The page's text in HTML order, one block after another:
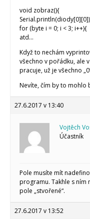
void zobraz(){
for (byte i = 0; i < 3; i++){
atd…
Když to nechám
všechno v pořádku, ale
pracuje, už je všechno
Nevíte, čím by to mohlo
27.6.2017 v 13:40
Vojtěch
Účastník
Pole musíte mít
programu. Takhle s ním
pole „stvořené“.
27.6.2017 v 13:52